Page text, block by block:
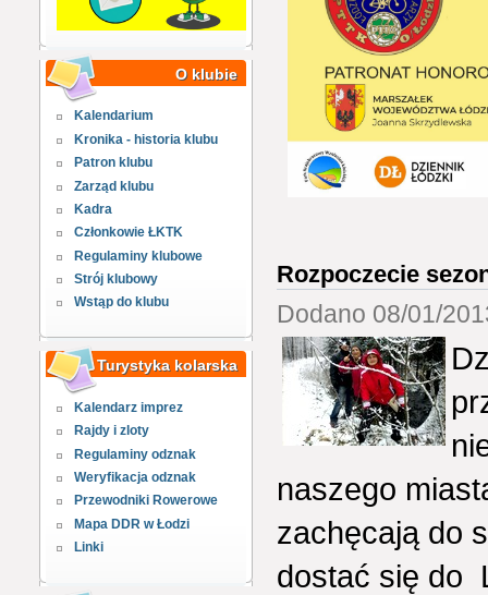
O klubie
Kalendarium
Kronika - historia klubu
Patron klubu
Zarząd klubu
Kadra
Członkowie ŁKTK
Regulaminy klubowe
Strój klubowy
Wstąp do klubu
Turystyka kolarska
Kalendarz imprez
Rajdy i zloty
Regulaminy odznak
Weryfikacja odznak
Przewodniki Rowerowe
Mapa DDR w Łodzi
Linki
Rozpoczecie
Dodano 08/01/
naszego
zachęcają do
dostać się do